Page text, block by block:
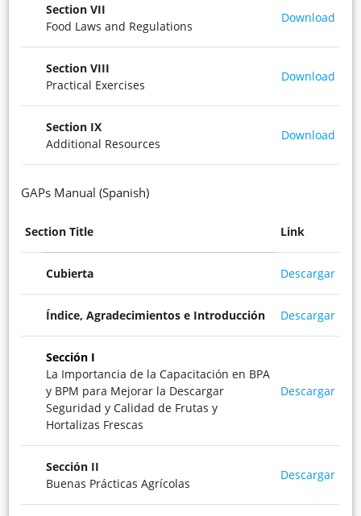
Section VII
Food Laws and Regulations
Download
Section VIII
Practical Exercises
Download
Section IX
Additional Resources
Download
GAPs Manual (Spanish)
Section Title Link
Cubierta Descargar
Índice, Agradecimientos e Introducción Descargar
Sección I
La Importancia de la Capacitación en BPA
y BPM para Mejorar la Descargar
Seguridad y Calidad de Frutas y
Hortalizas Frescas
Descargar
Sección II
Buenas Prácticas Agrícolas
Descargar